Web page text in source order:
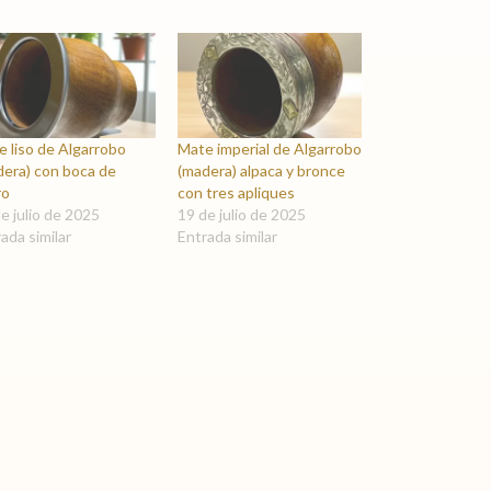
liso de Algarrobo
con boca de
julio de 2025
similar
Mate imperial de Algarrobo
(madera) alpaca y bronce
con tres apliques
19 de julio de 2025
Entrada similar